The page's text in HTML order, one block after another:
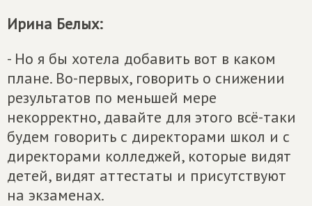
Ирина Белых:
- Но я бы хотела добавить вот в каком
плане. Во-первых, говорить о снижении
результатов по меньшей мере
некорректно, давайте для этого всё-таки
будем говорить с директорами школ и с
директорами колледжей, которые видят
детей, видят аттестаты и присутствуют
на экзаменах.